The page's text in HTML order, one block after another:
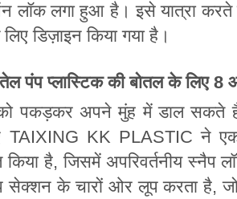
लॉक लगा हुआ है। इसे यात्रा करते
डिज़ाइन किया गया है।
पंप प्लास्टिक की बोतल के लिए 8
पकड़कर अपने मुंह में डाल सकते हैं
KK PLASTIC ने एक
है, जिसमें अपरिवर्तनीय स्नैप
सेक्शन के चारों ओर लूप करता है,